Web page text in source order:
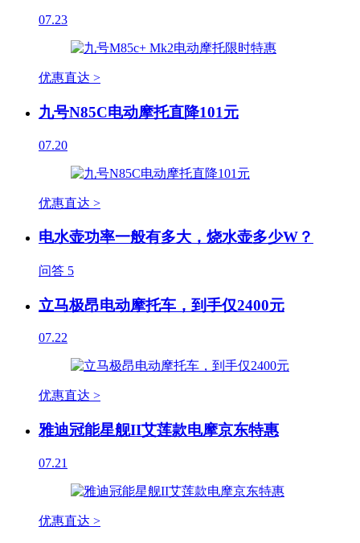
07.23
优惠直达 >
九号N85C电动摩托直降101元
07.20
优惠直达 >
电水壶功率一般有多大，烧水壶多少W？
问答 5
立马极昂电动摩托车，到手仅2400元
07.22
优惠直达 >
雅迪冠能星舰II艾莲款电摩京东特惠
07.21
优惠直达 >